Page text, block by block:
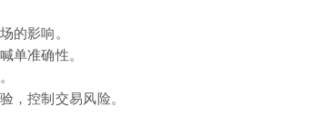
的影响。
单准确性。
，控制交易风险。